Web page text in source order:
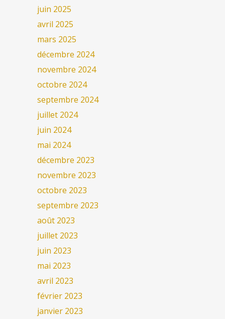
juin 2025
avril 2025
mars 2025
décembre 2024
novembre 2024
octobre 2024
septembre 2024
juillet 2024
juin 2024
mai 2024
décembre 2023
novembre 2023
octobre 2023
septembre 2023
août 2023
juillet 2023
juin 2023
mai 2023
avril 2023
février 2023
janvier 2023